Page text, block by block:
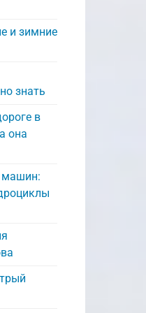
и зимние
знать
в
она
машин: